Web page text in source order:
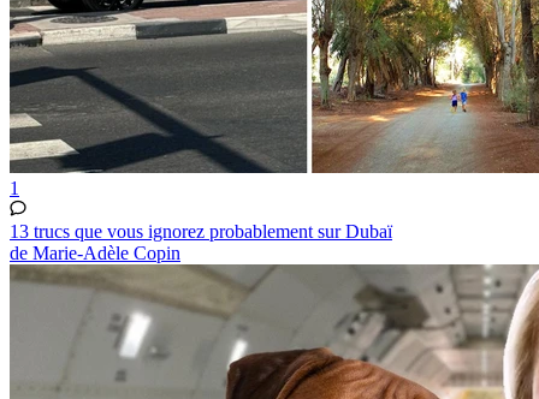
1
13 trucs que vous ignorez probablement sur Dubaï
de Marie-Adèle Copin